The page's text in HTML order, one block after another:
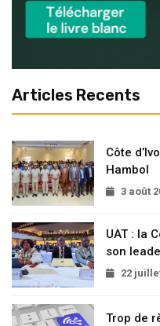
Articles Recents
Côte
Hambol
3 août
UAT : la
son
22
Trop de